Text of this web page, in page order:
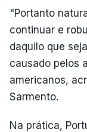
"Portanto
continuar e
daquilo que
causado pelos
americanos,
Sarmento.
Na prática,